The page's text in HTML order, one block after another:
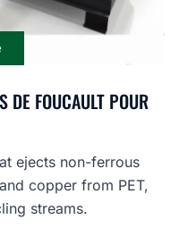
DE FOUCAULT POUR
ejects non-ferrous
copper from PET,
streams.